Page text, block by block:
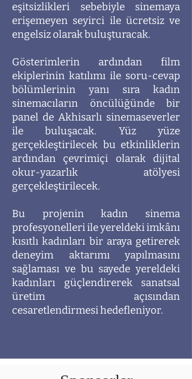
eşitsizlikleri sebebiyle sinemaya
erişemeyen seyirci ile ücretsiz ve
engelsiz olarak buluşturacak.
Gösterimlerin ardından film
ekiplerinin katılımı ile soru-cevap
bölümlerinin yanı sıra kadın
sinemacıların öncülüğünde bir
panel de Akhisarlı sinemaseverler
ile buluşacak. Yüz yüze
gerçekleştirilecek bu etkinliklerin
ardından çevrimiçi olarak dijital
okur-yazarlık atölyesi
gerçekleştirilecek.
Bu projenin kadın sinema
profesyonelleri ile yereldeki imkânı
kısıtlı kadınları bir araya getirerek
deneyim aktarımı yapılmasını
sağlaması ve bu sayede yereldeki
kadınları güçlendirerek sanatsal
üretim açısından
cesaretlendirmesi hedefleniyor.